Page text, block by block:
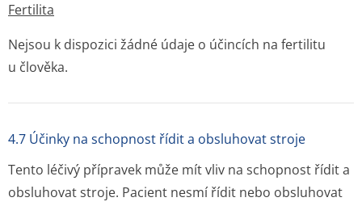
Fertilita
Nejsou k dispozici žádné údaje o účincích na fertilitu
u člověka.
4.7 Účinky na schopnost řídit a obsluhovat stroje
Tento léčivý přípravek může mít vliv na schopnost řídit a
obsluhovat stroje. Pacient nesmí řídit nebo obsluhovat